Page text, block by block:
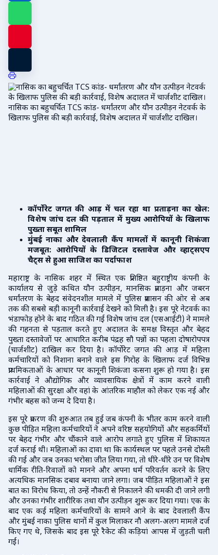
नासिक का बहुचर्चित TCS कांड- धर्मांतरण और यौन उत्पीड़न नेटवर्क के
खिलाफ पुलिस की बड़ी कार्रवाई, विशेष अदालत में चार्जशीट दाखिल।
कॉर्पोरेट जगत की आड़ में चल रहा था प्रताड़ना का खेल:
विशेष जांच दल की पड़ताल में मुख्य आरोपियों के खिलाफ
पुख्ता सबूत शामिल
मुंबई नाका और देवलाली कैंप मामलों में कानूनी शिकंजा
मजबूत: आरोपियों के डिजिटल दस्तावेज और व्हाट्सएप
चैट्स से हुआ साजिश का पर्दाफाश
महाराष्ट्र के नासिक शहर में स्थित एक प्रतिष्ठित बहुराष्ट्रीय कंपनी के
कार्यालय से जुड़े कथित यौन उत्पीड़न, मानसिक प्रताड़ना और जबरन
धर्मांतरण के बेहद संवेदनशील मामले में पुलिस प्रशासन की ओर से अब
तक की सबसे बड़ी कानूनी कार्रवाई देखने को मिली है। इस पूरे नेटवर्क का
भंडाफोड़ होने के बाद गठित की गई विशेष जांच दल (एसआईटी) ने मामले
की गहनता से पड़ताल करते हुए अदालत के समक्ष विस्तृत और बेहद
पुख्ता दस्तावेजों पर आधारित करीब पंद्रह सौ पन्नों का पहला दोषारोपपत्र
(चार्जशीट) दाखिल कर दिया है। कॉर्पोरेट जगत की आड़ में महिला
कर्मचारियों को निशाना बनाने वाले इस गिरोह के खिलाफ दर्ज विभिन्न
प्राथमिकताओं के आधार पर कानूनी शिकंजा कसना शुरू हो गया है। इस
कार्रवाई ने औद्योगिक और व्यावसायिक क्षेत्रों में काम करने वाली
महिलाओं की सुरक्षा और वहां के आंतरिक माहौल को लेकर एक नई और
गंभीर बहस को जन्म दे दिया है।
इस पूरे प्रकरण की शुरुआत तब हुई जब कंपनी के भीतर काम करने वाली
कुछ पीड़ित महिला कर्मचारियों ने अपने वरिष्ठ सहयोगियों और सहकर्मियों
पर बेहद गंभीर और चौंकाने वाले आरोप लगाते हुए पुलिस में शिकायत
दर्ज कराई थी। महिलाओं का दावा था कि कार्यस्थल पर पहले उनसे दोस्ती
की गई और जब उनका भरोसा जीत लिया गया, तो धीरे-धीरे उन पर विशेष
धार्मिक रीति-रिवाजों को मानने और अपना धर्म परिवर्तन करने के लिए
अत्यधिक मानसिक दबाव बनाया जाने लगा। जब पीड़ित महिलाओं ने इस
बात का विरोध किया, तो उन्हें नौकरी से निकालने की धमकी दी जाने लगी
और उनका गंभीर शारीरिक तथा यौन उत्पीड़न शुरू कर दिया गया। एक के
बाद एक कई महिला कर्मचारियों के सामने आने के बाद देवलाली कैंप
और मुंबई नाका पुलिस थानों में कुल मिलाकर नौ अलग-अलग मामले दर्ज
किए गए थे, जिसके बाद इस पूरे रैकेट की कड़ियां आपस में जुड़ती चली
गईं।